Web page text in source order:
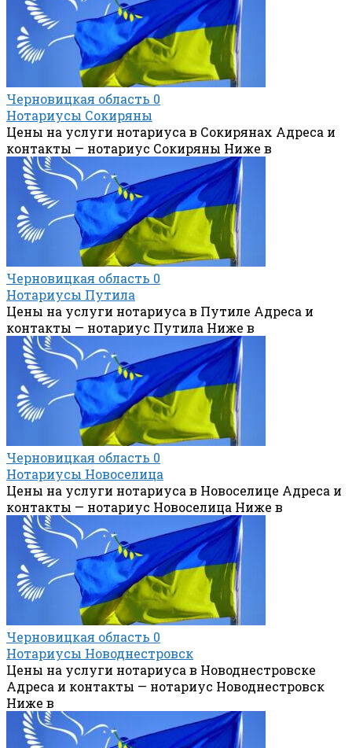
Черновицкая область 0
Нотариусы Сокиряны
Цены на услуги нотариуса в Сокирянах Адреса и
контакты — нотариус Сокиряны Ниже в
Черновицкая область 0
Нотариусы Путила
Цены на услуги нотариуса в Путиле Адреса и
контакты — нотариус Путила Ниже в
Черновицкая область 0
Нотариусы Новоселица
Цены на услуги нотариуса в Новоселице Адреса и
контакты — нотариус Новоселица Ниже в
Черновицкая область 0
Нотариусы Новоднестровск
Цены на услуги нотариуса в Новоднестровске
Адреса и контакты — нотариус Новоднестровск
Ниже в